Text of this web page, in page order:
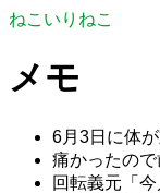
ねこいりねこ
メモ
6月3日に体
痛かったの
回転義元「